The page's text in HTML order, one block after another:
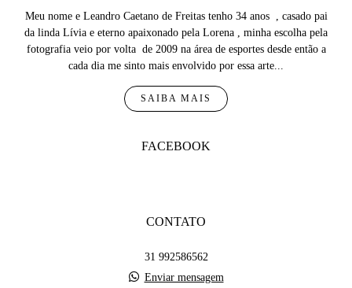
Meu nome e Leandro Caetano de Freitas tenho 34 anos , casado pai
da linda Lívia e eterno apaixonado pela Lorena , minha escolha pela
fotografia veio por volta de 2009 na área de esportes desde então a
cada dia me sinto mais envolvido por essa arte...
SAIBA MAIS
FACEBOOK
CONTATO
31 992586562
Enviar mensagem